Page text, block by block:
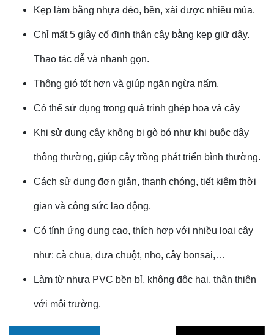
Kẹp làm bằng nhựa dẻo, bền, xài được nhiều mùa.
Chỉ mất 5 giây cố định thân cây bằng kẹp giữ dây.
Thao tác dễ và nhanh gọn.
Thông gió tốt hơn và giúp ngăn ngừa nấm.
Có thể sử dụng trong quá trình ghép hoa và cây
Khi sử dụng cây không bị gò bó như khi buộc dây
thông thường, giúp cây trồng phát triển bình thường.
Cách sử dụng đơn giản, thanh chóng, tiết kiệm thời
gian và công sức lao động.
Có tính ứng dụng cao, thích hợp với nhiều loại cây
như: cà chua, dưa chuột, nho, cây bonsai,…
Làm từ nhựa PVC bền bỉ, không độc hại, thân thiện
với môi trường.